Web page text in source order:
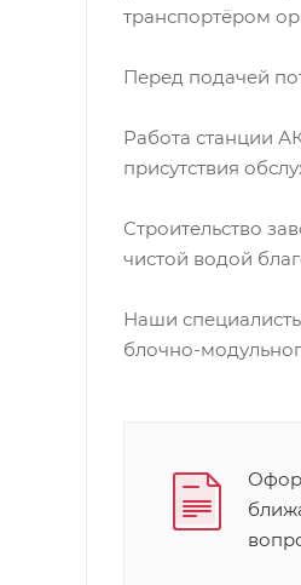
транспортёром
Перед подачей
Работа станции
присутствия
Строительство
чистой водой
Наши
блочно-